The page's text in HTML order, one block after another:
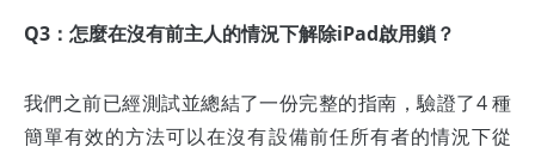
Q3：怎麼在沒有前主人的情況下解除iPad啟用鎖？
我們之前已經測試並總結了一份完整的指南，驗證了4 種
簡單有效的方法可以在沒有設備前任所有者的情況下從